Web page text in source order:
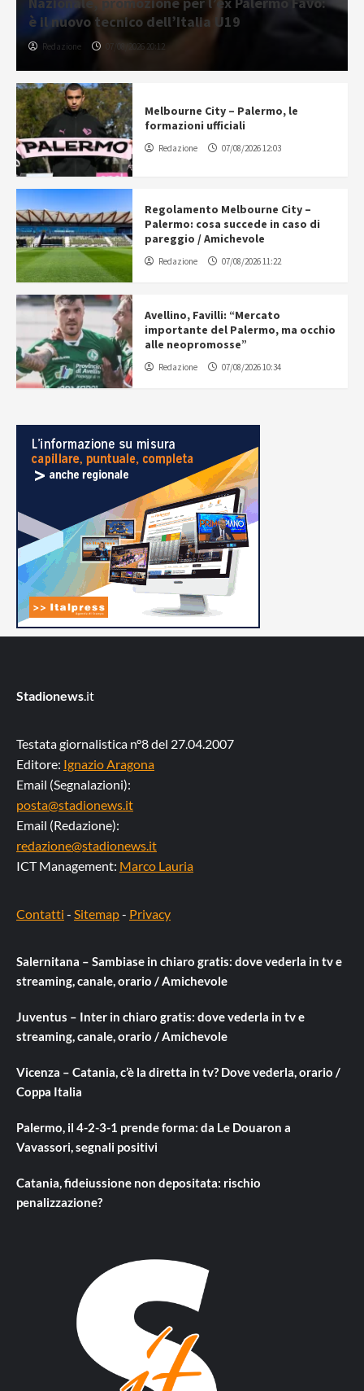
è il nuovo tecnico dell’Italia U19
Redazione 07/08/2026 20:12
Melbourne City – Palermo, le
formazioni ufficiali
Redazione 07/08/2026 12:03
Regolamento Melbourne City –
Palermo: cosa succede in caso di
pareggio / Amichevole
Redazione 07/08/2026 11:22
Avellino, Favilli: “Mercato
importante del Palermo, ma occhio
alle neopromosse”
Redazione 07/08/2026 10:34
Stadionews .it
Testata giornalistica n°8 del 27.04.2007
Editore: Ignazio Aragona
Email (Segnalazioni):
posta@stadionews.it
Email (Redazione):
redazione@stadionews.it
ICT Management: Marco Lauria
Contatti - Sitemap- Privacy
Salernitana – Sambiase in chiaro gratis: dove vederla in tv e
streaming, canale, orario / Amichevole
Juventus – Inter in chiaro gratis: dove vederla in tv e
streaming, canale, orario / Amichevole
Vicenza – Catania, c’è la diretta in tv? Dove vederla, orario /
Coppa Italia
Palermo, il 4-2-3-1 prende forma: da Le Douaron a
Vavassori, segnali positivi
Catania, fideiussione non depositata: rischio
penalizzazione?